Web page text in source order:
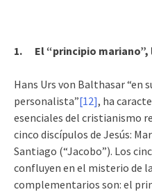
1. El “principio
Hans Urs von Balthasar “en
personalista”[12], ha
esenciales del cristianismo
cinco discípulos de Jesús:
Santiago (“Jacobo”). Los
confluyen en el misterio de
complementarios son: el